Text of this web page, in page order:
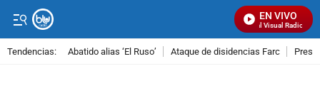
EN VIVO
Señal Visual Radio
Tendencias: Abatido alias ‘El Ruso’ Ataque de disidencias Farc